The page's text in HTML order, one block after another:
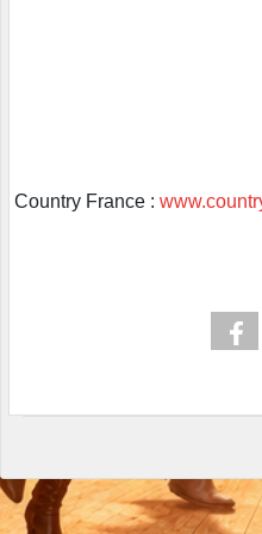
Country France :